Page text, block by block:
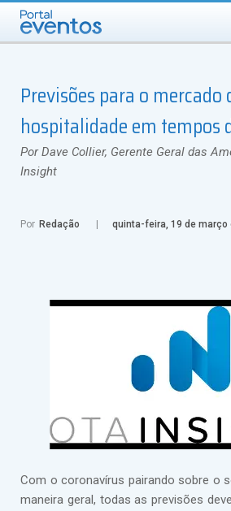
DOMINGO, 9 DE AGOSTO DE 2026
Previsões para o mercado
hospitalidade em tempos
Por Dave Collier, Gerente Geral das
Insight
Por Redação quinta-feira, 19 de março
Com o coronavírus pairando sobre o
maneira geral, todas as previsões